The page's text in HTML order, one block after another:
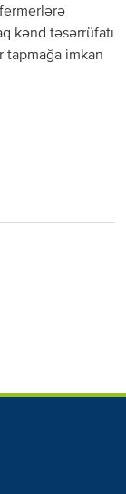
kənd təsərrüfatı
imkan